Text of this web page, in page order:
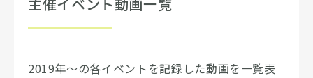
2019年～の各イベントを記録した動画を一覧表